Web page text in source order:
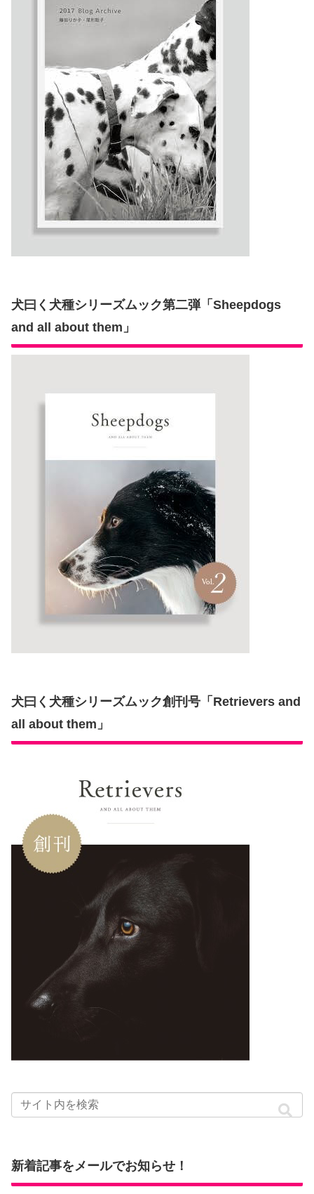
犬曰く犬種シリーズムック第二弾「Sheepdogs
and all about them」
犬曰く犬種シリーズムック創刊号「Retrievers and
all about them」
新着記事をメールでお知らせ！